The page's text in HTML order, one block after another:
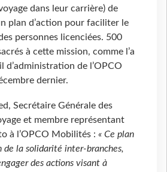
dans leur carrière) de
plan d’action pour faciliter le
personnes licenciées. 500
à cette mission, comme l’a
d’administration de l’OPCO
dernier.
Secrétaire Générale des
et membre représentant
à l’OPCO Mobilités : « Ce plan
de la solidarité inter-branches,
des actions visant à